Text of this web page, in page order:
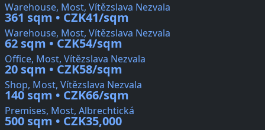
Warehouse, Most, Vítězslava Nezvala
361 sqm • CZK41/sqm
Warehouse, Most, Vítězslava Nezvala
62 sqm • CZK54/sqm
Office, Most, Vítězslava Nezvala
20 sqm • CZK58/sqm
Shop, Most, Vítězslava Nezvala
140 sqm • CZK66/sqm
Premises, Most, Albrechtická
500 sqm • CZK35,000